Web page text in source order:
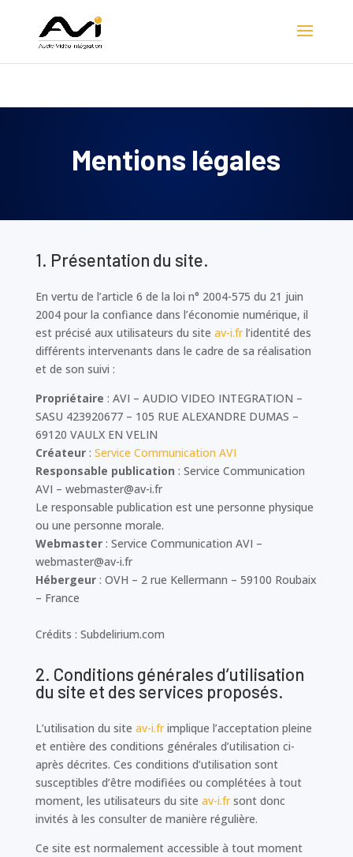
Mentions légales
1. Présentation du site.
En vertu de l’article 6 de la loi n° 2004-575 du 21 juin
2004 pour la confiance dans l’économie numérique, il
est précisé aux utilisateurs du site av-i.frl’identité des
différents intervenants dans le cadre de sa réalisation
et de son suivi :
Propriétaire : AVI – AUDIO VIDEO INTEGRATION –
SASU 423920677 – 105 RUE ALEXANDRE DUMAS –
69120 VAULX EN VELIN
Créateur: Service Communication AVI
Responsable publication : Service Communication
AVI – webmaster@av-i.fr
Le responsable publication est une personne physique
ou une personne morale.
Webmaster: Service Communication AVI –
webmaster@av-i.fr
Hébergeur: OVH – 2 rue Kellermann – 59100 Roubaix
– France
Crédits : Subdelirium.com
2. Conditions générales d’utilisation
du site et des services proposés.
L’utilisation du site av-i.frimplique l’acceptation pleine
et entière des conditions générales d’utilisation ci-
après décrites. Ces conditions d’utilisation sont
susceptibles d’être modifiées ou complétées à tout
moment, les utilisateurs du site av-i.frsont donc
invités à les consulter de manière régulière.
Ce site est normalement accessible à tout moment